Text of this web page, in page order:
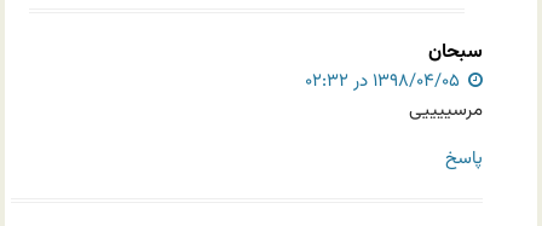
سبحان
مرسییییی
پاسخ